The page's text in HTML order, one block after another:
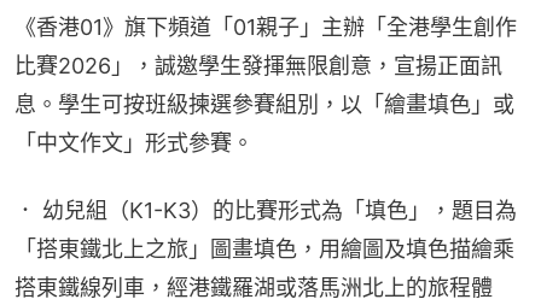
《香港01》旗下頻道「01親子」主辦「全港學生創作
比賽2026」，誠邀學生發揮無限創意，宣揚正面訊
息。學生可按班級揀選參賽組別，以「繪畫填色」或
「中文作文」形式參賽。
． 幼兒組（K1-K3）的比賽形式為「填色」，題目為
「搭東鐵北上之旅」圖畫填色，用繪圖及填色描繪乘
搭東鐵線列車，經港鐵羅湖或落馬洲北上的旅程體